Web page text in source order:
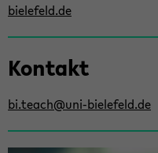
Haupt­
halt
Sek­
Kon­takt
bi.teach@uni-​bielefeld.de
bielefeld.de